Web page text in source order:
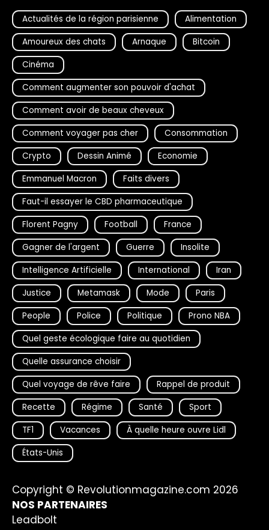
Actualités de la région parisienne
Alimentation
Amoureux des chats
Arnaque
Bitcoin
Cinéma
Comment augmenter son pouvoir d'achat
Comment avoir de beaux cheveux
Comment voyager pas cher
Consommation
Crypto
Dessin Animé
Economie
Emmanuel Macron
Faits divers
Faut-il essayer le CBD pharmaceutique
Florent Pagny
Football
France
Gagner de l'argent
Guerre
Insolite
Intelligence Artificielle
International
Iran
Justice
Metamask Mode
Paris
People
Police Politique
Prono NBA
Quel geste écologique faire au quotidien
Quelle assurance choisir
Quel voyage de rêve faire
Rappel de produit
Recette
Régime Santé
Sport
TF1
Vacances
À quelle heure ouvre Lidl
États-Unis
Copyright © Revolutionmagazine.com 2026
NOS PARTENAIRES
Leadbolt